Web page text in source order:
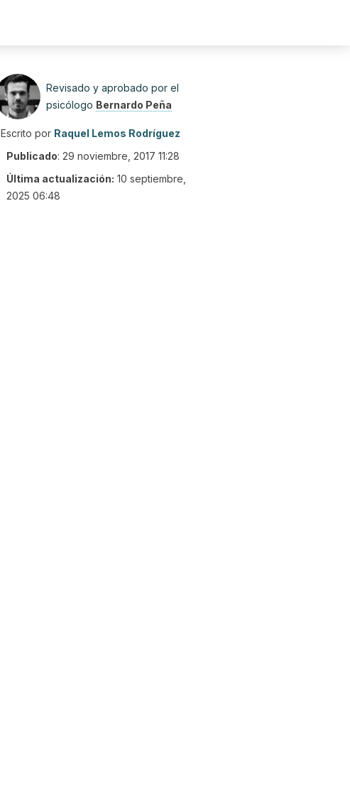
Revisado y aprobado por el
psicólogo Bernardo Peña
Escrito por Raquel Lemos Rodríguez
Publicado: 29 noviembre, 2017 11:28
Última actualización: 10 septiembre,
2025 06:48